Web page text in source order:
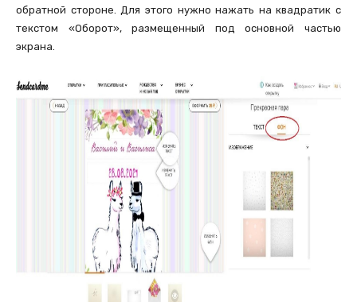
обратной стороне. Для этого нужно нажать на квадратик с
текстом «Оборот», размещенный под основной частью
экрана.